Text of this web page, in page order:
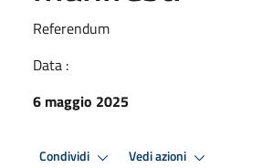
Referendum
Data :
6 maggio 2025
Condividi Vedi azioni